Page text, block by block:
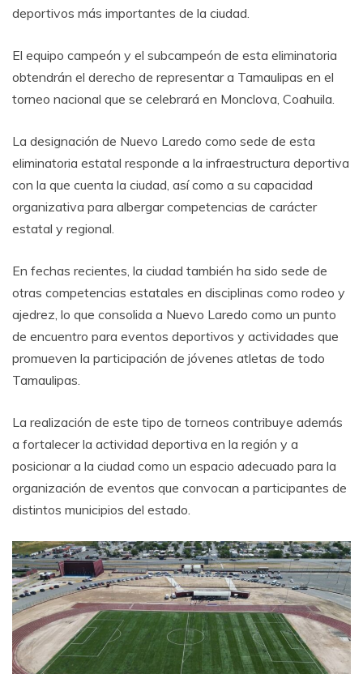
deportivos más importantes de la ciudad.
El equipo campeón y el subcampeón de esta eliminatoria
obtendrán el derecho de representar a Tamaulipas en el
torneo nacional que se celebrará en Monclova, Coahuila.
La designación de Nuevo Laredo como sede de esta
eliminatoria estatal responde a la infraestructura deportiva
con la que cuenta la ciudad, así como a su capacidad
organizativa para albergar competencias de carácter
estatal y regional.
En fechas recientes, la ciudad también ha sido sede de
otras competencias estatales en disciplinas como rodeo y
ajedrez, lo que consolida a Nuevo Laredo como un punto
de encuentro para eventos deportivos y actividades que
promueven la participación de jóvenes atletas de todo
Tamaulipas.
La realización de este tipo de torneos contribuye además
a fortalecer la actividad deportiva en la región y a
posicionar a la ciudad como un espacio adecuado para la
organización de eventos que convocan a participantes de
distintos municipios del estado.